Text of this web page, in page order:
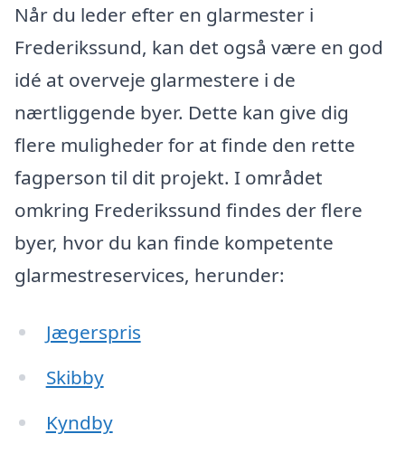
Når du leder efter en glarmester i
Frederikssund, kan det også være en god
idé at overveje glarmestere i de
nærtliggende byer. Dette kan give dig
flere muligheder for at finde den rette
fagperson til dit projekt. I området
omkring Frederikssund findes der flere
byer, hvor du kan finde kompetente
glarmestreservices, herunder:
Jægerspris
Skibby
Kyndby